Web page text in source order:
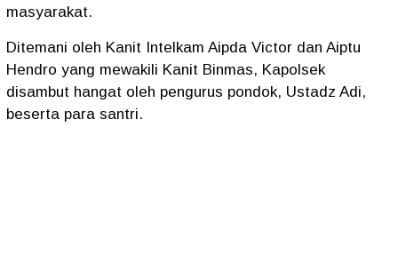
masyarakat.
Ditemani oleh Kanit Intelkam Aipda Victor dan Aiptu
Hendro yang mewakili Kanit Binmas, Kapolsek
disambut hangat oleh pengurus pondok, Ustadz Adi,
beserta para santri.